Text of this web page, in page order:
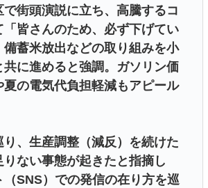
街頭演説に立ち、高騰するコ
「皆さんのため、必ず下げてい
備蓄米放出などの取り組みを小
に進めると強調。ガソリン価
の電気代負担軽減もアピール
、生産調整（減反）を続けた
ない事態が起きたと指摘し
（SNS）での発信の在り方を巡